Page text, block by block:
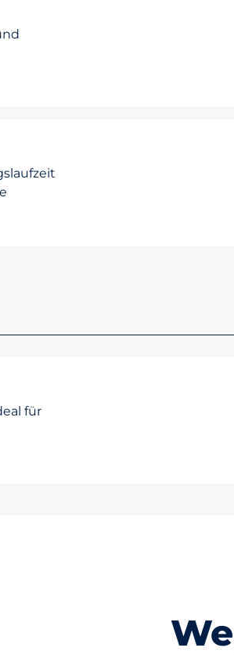
für